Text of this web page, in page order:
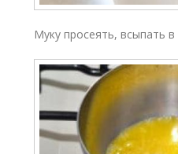
Муку просеять, всыпать в